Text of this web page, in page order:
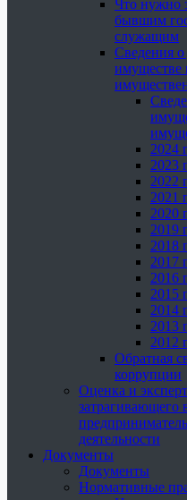
Что нужно
бывшим
служащим
Сведения о
имуществе
2024
2023
2022
2021
2020
2019
2018
2017
2016
2015
2014
2013
2012
Обратная
коррупции
Оценка и
затрагивающего
деятельности
Документы
Документы
Нормативные